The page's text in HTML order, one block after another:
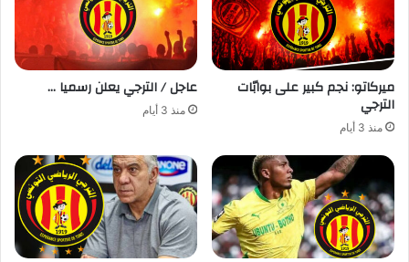
ميركاتو: نجم كبير على بوابّات
الترجي
منذ 3 أيام
عاجل / الترجي يعلن رسميا …
منذ 3 أيام